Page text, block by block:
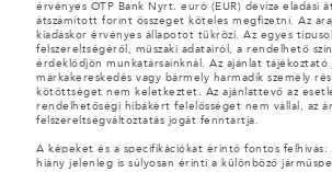
érvényes OTP Bank Nyrt. euró (EUR) deviza eladási
átszámított forint összeget köteles megfizetni. Az
kiadáskor érvényes állapotot tükrözi. Az egyes
felszereltségéről, műszaki adatairól, a rendelhető
érdeklődjön munkatársainknál. Az ajánlat tájékoztató
márkakereskedés vagy bármely harmadik személy
kötöttséget nem keletkeztet. Az ajánlattevő az
rendelhetőségi hibákért felelősséget nem vállal, az
felszereltségváltoztatás jogát fenntartja.
A képeket és a specifikációkat érintő fontos felhívás:
hiány jelenleg is súlyosan érinti a különböző